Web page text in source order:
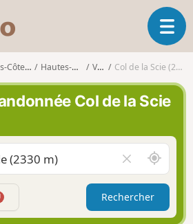
s
o
r
n
o
O
u
v
r
r
a
n
v
g
a
d'Azur Hautes-Alpes Vars Col de la Scie (2330 m)
Col de la Scie
i
d
e
r
A
u
t
u
Rechercher